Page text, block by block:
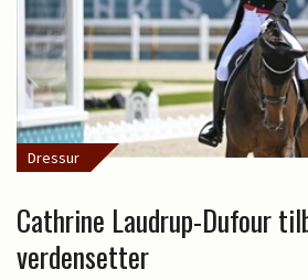
Dressur
Cathrine Laudrup-Dufour
verdensetter